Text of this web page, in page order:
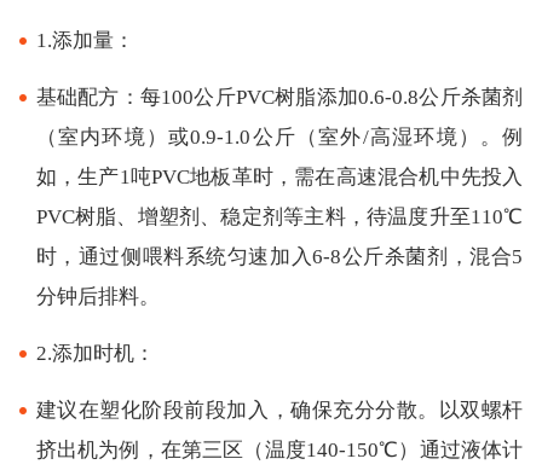
1.添加量：
基础配方：每100公斤PVC树脂添加0.6-0.8公斤杀菌剂
（室内环境）或0.9-1.0公斤（室外/高湿环境）。例
如，生产1吨PVC地板革时，需在高速混合机中先投入
PVC树脂、增塑剂、稳定剂等主料，待温度升至110℃
时，通过侧喂料系统匀速加入6-8公斤杀菌剂，混合5
分钟后排料。
2.添加时机：
建议在塑化阶段前段加入，确保充分分散。以双螺杆
挤出机为例，在第三区（温度140-150℃）通过液体计